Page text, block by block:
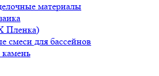
материалы
Пленка)
смеси для бассейнов